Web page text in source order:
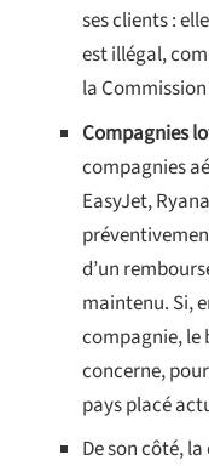
ses clients :
est illégal,
la
Compagnies
compagnies
EasyJet,
d’un
maintenu. Si,
compagnie, le
concerne,
pays placé
De son côté,